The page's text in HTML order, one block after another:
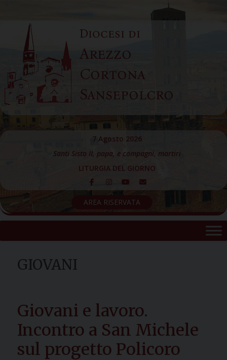
content
Diocesi di
Arezzo
Cortona
Sansepolcro
7 Agosto 2026
Santi Sisto II, papa, e compagni, martiri
LITURGIA DEL GIORNO
AREA RISERVATA
Giovani e lavoro.
Incontro a San Michele
sul progetto Policoro